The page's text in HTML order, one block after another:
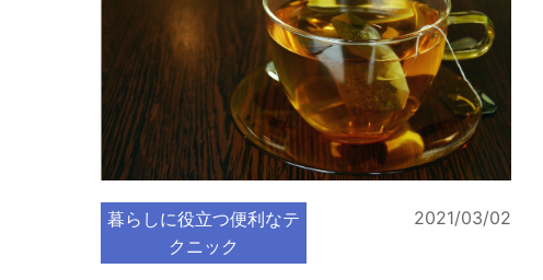
暮らしに役立つ便利なテ
クニック
2021/03/02